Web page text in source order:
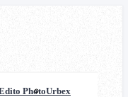
PhotoUrbex